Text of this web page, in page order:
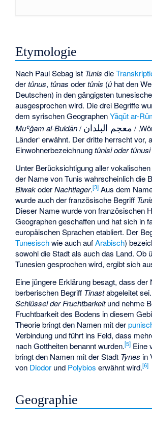
Etymologie
Nach Paul Sebag ist Tunis die
dertûnus,tûnas odertûnis (ûhat den
Deutschen) in den gängigsten
ausgesprochen wird. Die drei Begriffe
dem syrischen GeographenYāqūt ar-
Muʿǧam al-Buldān/معجم البلدان /
Länder‘ erwähnt. Der dritte herrscht vor,
Einwohnerbezeichnungtûnisioder tûnusi
Unter Berücksichtigung aller
der Name von Tunis wahrscheinlich die
BiwakoderNachtlager.[3] Aus dem
wurde auch der französische Begriff
Dieser Name wurde von französischen
Geographen geschaffen und hat sich in
europäischen Sprachen etabliert. Der
Tunesischwie auch aufArabisch)
sowohl die Stadt als auch das Land. Ob
Tunesien gesprochen wird, ergibt sich
Eine jüngere Erklärung besagt, dass der
berberischen Begriff Tinastabgeleitet
Schlüssel der Fruchtbarkeitund nehme
Fruchtbarkeit des Bodens in diesem
Theorie bringt den Namen mit der
Verbindung und führt ins Feld, dass
nach Gottheiten benannt wurden.[5] Eine
bringt den Namen mit der Stadt Tynes in
von Diodor und Polybios erwähnt wird.[6]
Geographie